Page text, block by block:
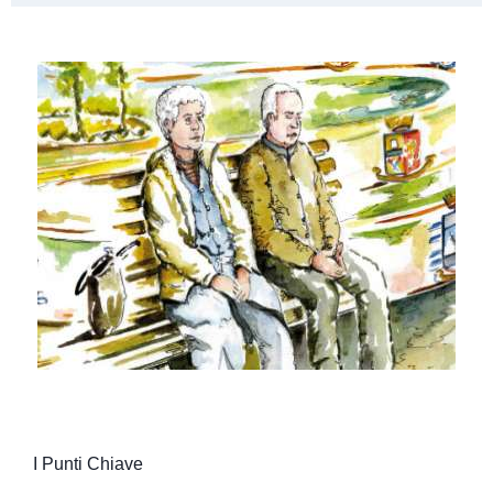
I Punti Chiave